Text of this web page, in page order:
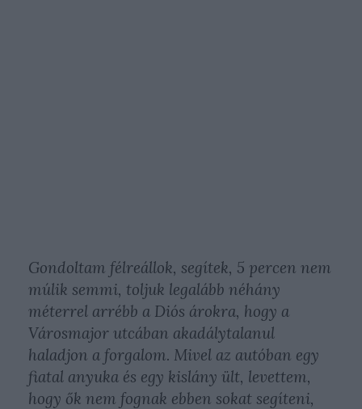
Gondoltam félreállok, segítek, 5 percen nem
múlik semmi, toljuk legalább néhány
méterrel arrébb a Diós árokra, hogy a
Városmajor utcában akadálytalanul
haladjon a forgalom. Mivel az autóban egy
fiatal anyuka és egy kislány ült, levettem,
hogy ők nem fognak ebben sokat segíteni,